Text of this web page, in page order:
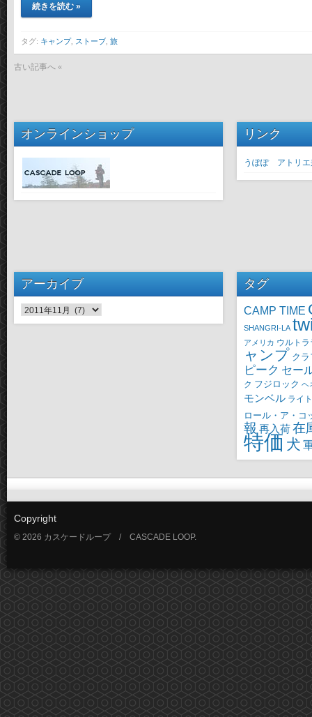
続きを読む »
タグ: キャンプ, ストーブ 旅
古い記事へ «
オンラインショップ リンク
うぽぽ アトリエ
アーカイブ
アーカイブ
タグ
CAMP TIME
SHANGRI-LA
アメリカ ウルト
ャンプ ク
ピーク セー
ク フジロック ヘ
モンベル ライト
ロール・ア・コ
報 再入荷在
特価 犬
Copyright
© 2026 カスケードループ / CASCADE LOOP.